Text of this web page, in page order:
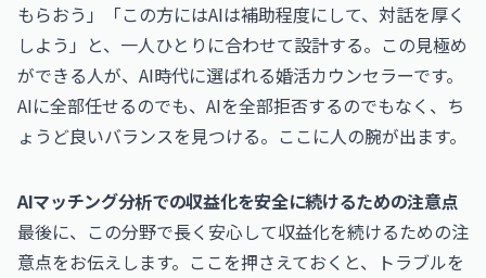
もらおう」「この方にはAIは補助程度にして、対話を厚く
しよう」と、一人ひとりに合わせて設計する。この見極め
ができる人が、AI時代に選ばれる婚活カウンセラーです。
AIに全部任せるのでも、AIを全部拒否するのでもなく、ち
ょうど良いバランスを見つける。ここに人の腕が出ます。
AIマッチング分析での収益化を安全に続けるための注意点
最後に、この分野で長く安心して収益化を続けるための注
意点をお伝えします。ここを押さえておくと、トラブルを